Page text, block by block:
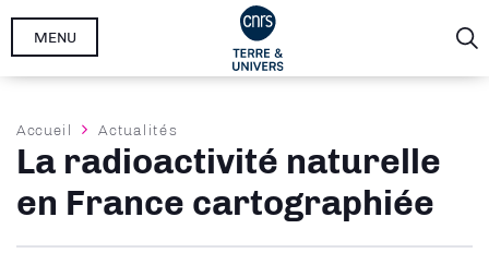
Aller
MENU
Fil
d'Ariane
Accueil Actualités
La radioactivité naturelle
en France cartographiée